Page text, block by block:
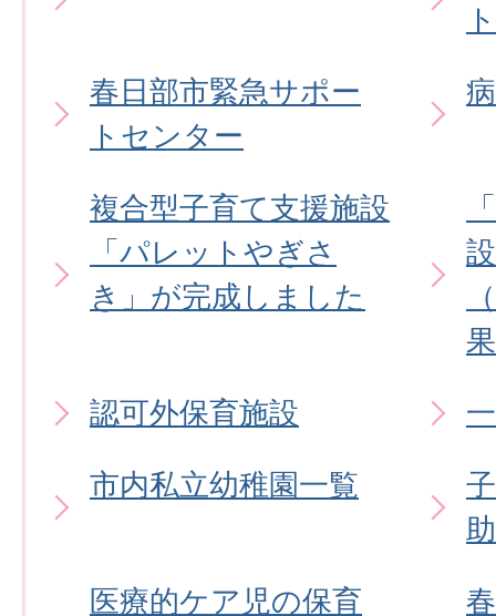
春日部市緊急サポー
トセンター
複合型子育て支援施設
「パレットやぎさ
き」が完成しました
果
認可外保育施設
市内私立幼稚園一覧
医療的ケア児の保育